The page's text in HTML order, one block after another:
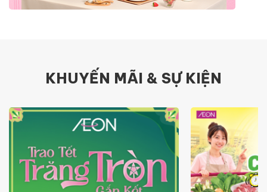
KHUYẾN MÃI & SỰ KIỆN